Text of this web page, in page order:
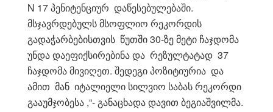
N 17 პენიტენციურ დაწესებულებაში.
მსჯავრდებულს მსოფლიო რეკორდის
გადაჭარბებისთვის წუთში 30-ზე მეტი ჩაჯდომა
უნდა დაეფიქსირებინა და რეზულტატად 37
ჩაჯდომა მივიღეთ. შედეგი პოზიტიურია და
ამით მან იტალიელი სილვიო საბას რეკორდი
გააუმჯობესა ,“- განაცხადა დავით ბეგიაშვილმა.